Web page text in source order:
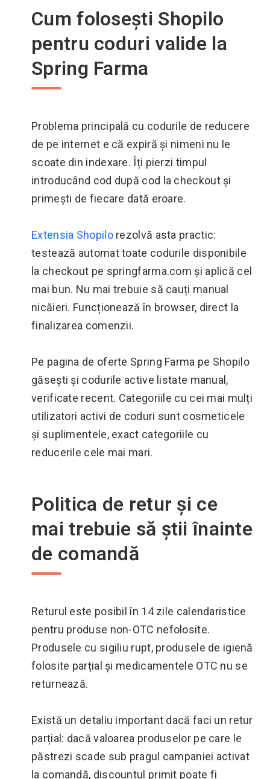
Cum folosești Shopilo
pentru coduri valide la
Spring Farma
Problema principală cu codurile de reducere
de pe internet e că expiră și nimeni nu le
scoate din indexare. Îți pierzi timpul
introducând cod după cod la checkout și
primești de fiecare dată eroare.
Extensia Shopilorezolvă asta practic:
testează automat toate codurile disponibile
la checkout pe springfarma.com și aplică cel
mai bun. Nu mai trebuie să cauți manual
nicăieri. Funcționează în browser, direct la
finalizarea comenzii.
Pe pagina de oferte Spring Farma pe Shopilo
găsești și codurile active listate manual,
verificate recent. Categoriile cu cei mai mulți
utilizatori activi de coduri sunt cosmeticele
și suplimentele, exact categoriile cu
reducerile cele mai mari.
Politica de retur și ce
mai trebuie să știi înainte
de comandă
Returul este posibil în 14 zile calendaristice
pentru produse non-OTC nefolosite.
Produsele cu sigiliu rupt, produsele de igienă
folosite parțial și medicamentele OTC nu se
returnează.
Există un detaliu important dacă faci un retur
parțial: dacă valoarea produselor pe care le
păstrezi scade sub pragul campaniei activat
la comandă, discountul primit poate fi